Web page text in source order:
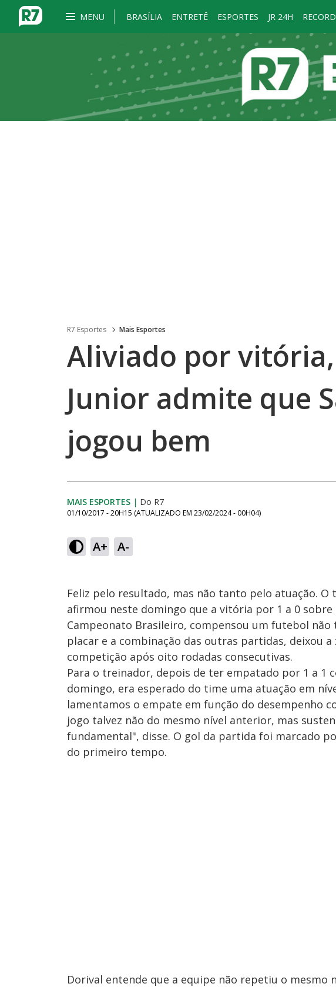
MENU BRASÍLIA ENTRETÊ ESPORTES JR 24H RECORD
R7 Esportes Mais Esportes
Aliviado por
Junior admite que
jogou bem
MAIS ESPORTES | Do R7
01/10/2017 - 20H15 (ATUALIZADO EM 23/02/2024 - 00H04)
A+ A-
Feliz pelo resultado, mas não tanto pelo atuação. O
afirmou neste domingo que a vitória por 1 a 0
Campeonato Brasileiro, compensou um futebol
placar e a combinação das outras partidas, deixou
competição após oito rodadas consecutivas.
Para o treinador, depois de ter empatado por 1 a 1
domingo, era esperado do time uma atuação em
lamentamos o empate em função do desempenho
jogo talvez não do mesmo nível anterior, mas
fundamental", disse. O gol da partida foi marcado
do primeiro tempo.
Dorival entende que a equipe não repetiu o mesmo